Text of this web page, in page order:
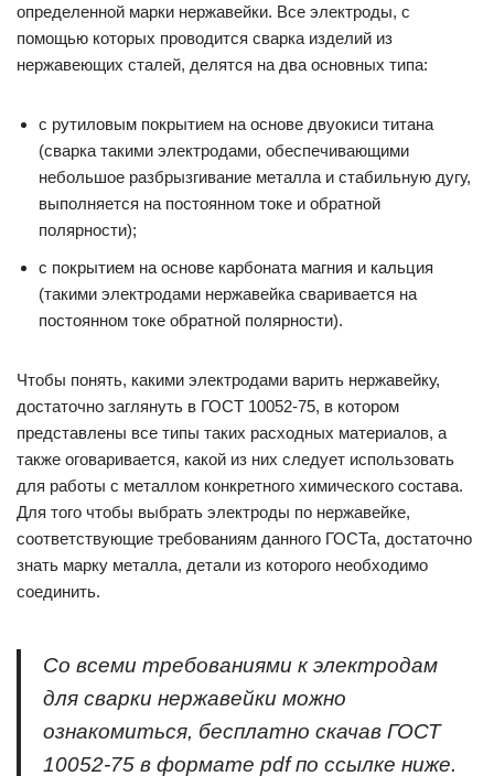
определенной марки нержавейки. Все электроды, с
помощью которых проводится сварка изделий из
нержавеющих сталей, делятся на два основных типа:
с рутиловым покрытием на основе двуокиси титана
(сварка такими электродами, обеспечивающими
небольшое разбрызгивание металла и стабильную дугу,
выполняется на постоянном токе и обратной
полярности);
с покрытием на основе карбоната магния и кальция
(такими электродами нержавейка сваривается на
постоянном токе обратной полярности).
Чтобы понять, какими электродами варить нержавейку,
достаточно заглянуть в ГОСТ 10052-75, в котором
представлены все типы таких расходных материалов, а
также оговаривается, какой из них следует использовать
для работы с металлом конкретного химического состава.
Для того чтобы выбрать электроды по нержавейке,
соответствующие требованиям данного ГОСТа, достаточно
знать марку металла, детали из которого необходимо
соединить.
Со всеми требованиями к электродам
для сварки нержавейки можно
ознакомиться, бесплатно скачав ГОСТ
10052-75 в формате pdf по ссылке ниже.